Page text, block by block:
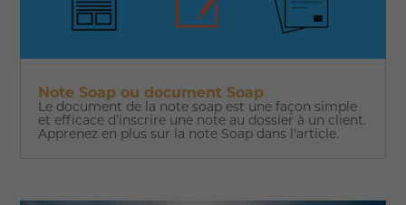
Note Soap ou document Soap
Le document de la note soap est une façon simple
et efficace d’inscrire une note au dossier à un client.
Apprenez en plus sur la note Soap dans l'article.